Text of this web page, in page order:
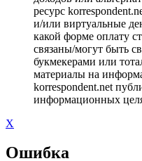
ресурс
и/или виртуальные
какой форме оплату
связаны/могут быть
букмекерами или
материалы на
korrespondent.net
информационных
X
Ошибка